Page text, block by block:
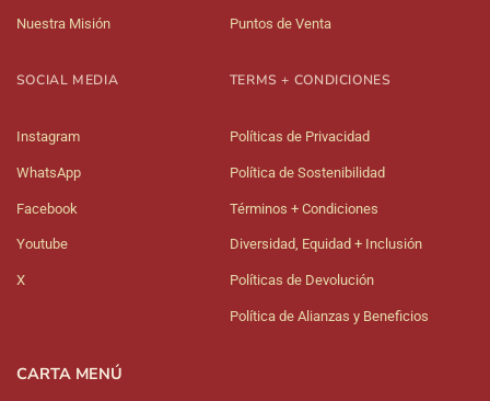
Nuestra Misión Puntos de Venta
SOCIAL MEDIA
Instagram
WhatsApp
Facebook
Youtube
X
TERMS + CONDICIONES
Políticas de Privacidad
Política de Sostenibilidad
Términos + Condiciones
Diversidad, Equidad + Inclusión
Políticas de Devolución
Política de Alianzas y Beneficios
CARTA MENÚ